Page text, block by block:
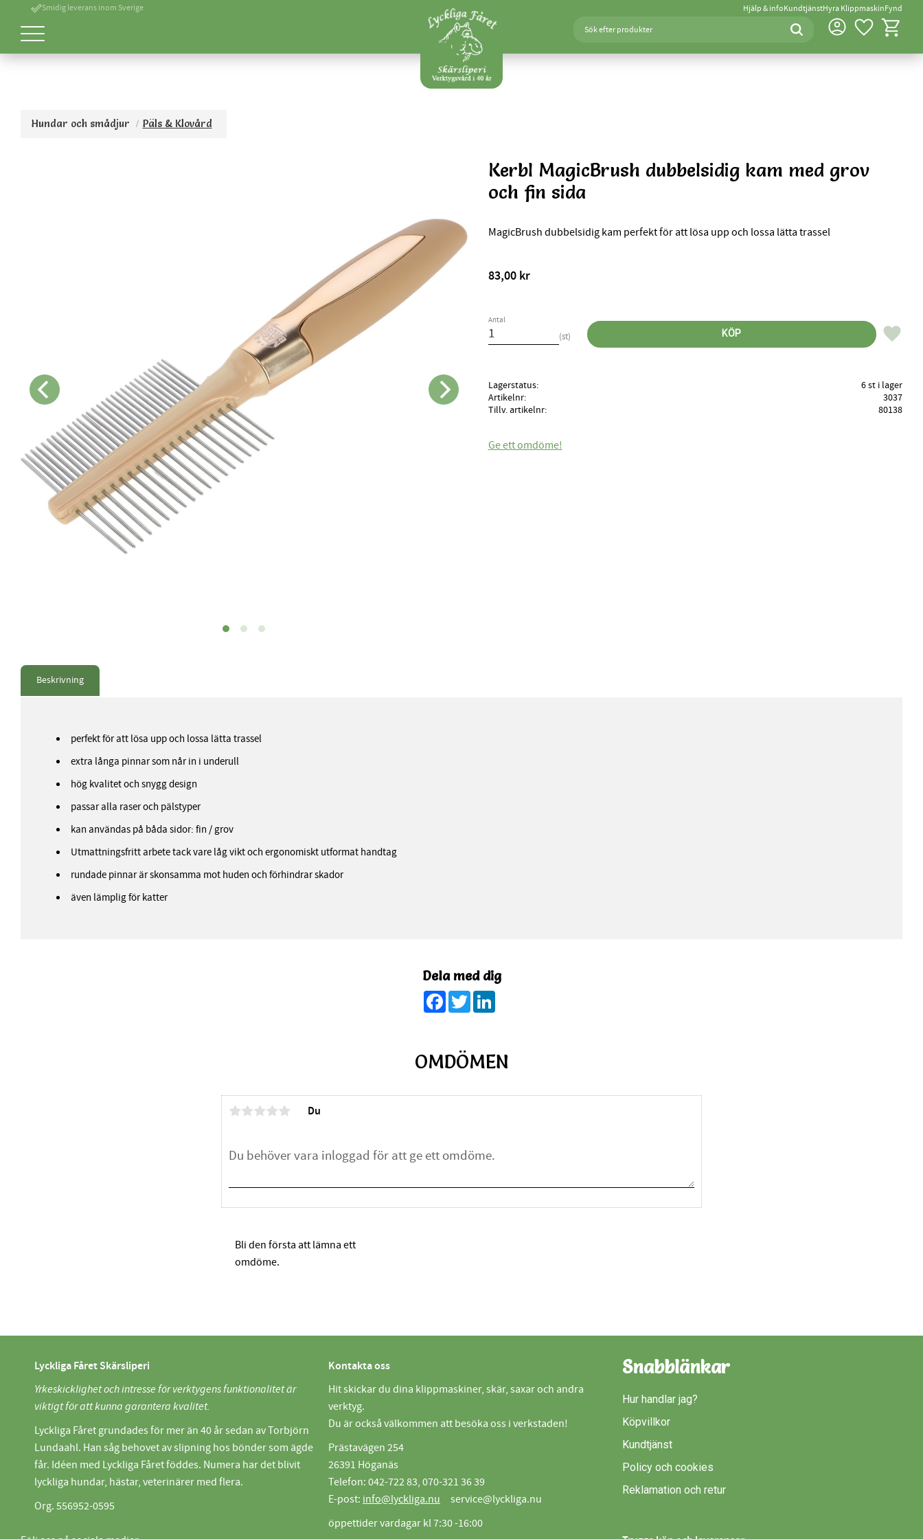
done_outlineSmidig leverans inom Sverige Hjälp & infoKundtjänstHyra KlippmaskinFynd
Favoriter
Kundvagn
Hundar och smådjur Päls & Klovård
Kerbl MagicBrush dubbelsidig kam med grov
och fin sida
MagicBrush dubbelsidig kam perfekt för att lösa upp och lossa lätta trassel
83,00kr
Antal
st KÖP Lägg till
Lagerstatus
6 st i lager
Artikelnr
3037
Tillv. artikelnr
80138
Ge ett omdöme!
Beskrivning
perfekt för att lösa upp och lossa lätta trassel
extra långa pinnar som når in i underull
hög kvalitet och snygg design
passar alla raser och pälstyper
kan användas på båda sidor: fin / grov
Utmattningsfritt arbete tack vare låg vikt och ergonomiskt utformat handtag
rundade pinnar är skonsamma mot huden och förhindrar skador
även lämplig för katter
Dela med dig
Facebook
TwitterLinkedIn
OMDÖMEN
Du
Bli den första att lämna ett
omdöme.
Lyckliga Fåret Skärsliperi
Yrkeskicklighet och intresse för verktygens funktionalitet är
viktigt för att kunna garantera kvalitet.
Lyckliga Fåret grundades för mer än 40 år sedan av Torbjörn
Lundaahl. Han såg behovet av slipning hos bönder som ägde
får. Idéen med Lyckliga Fåret föddes. Numera har det blivit
lyckliga hundar, hästar, veterinärer med flera.
Org. 556952-0595
Kontakta oss
Hit skickar du dina klippmaskiner, skär, saxar och andra
verktyg.
Du är också välkommen att besöka oss i verkstaden!
Prästavägen 254
26391 Höganäs
Telefon: 042-722 83, 070-321 36 39
E-post: info@lyckliga.nu service@lyckliga.nu
öppettider vardagar kl 7:30 -16:00
Snabblänkar
Hur handlar jag?
Köpvillkor
Kundtjänst
Policy och cookies
Reklamation och retur